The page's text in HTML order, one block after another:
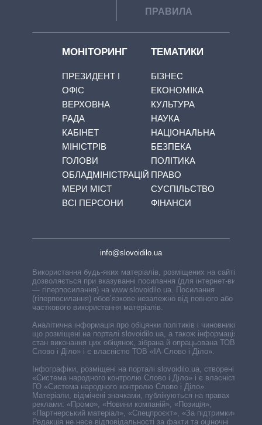
ПРАВИЛА
МОНІТОРИНГ
ПРЕЗИДЕНТ І
ОФІС
ВЕРХОВНА
РАДА
КАБІНЕТ
МІНІСТРІВ
ГОЛОВИ
ОБЛАДМІНІСТРАЦІЙ
МЕРИ МІСТ
ВСІ ПЕРСОНИ
ТЕМАТИКИ
БІЗНЕС
ЕКОНОМІКА
КУЛЬТУРА
НАУКА
НАЦІОНАЛЬНА
БЕЗПЕКА
ПОЛІТИКА
ПРАВО
СУСПІЛЬСТВО
ФІНАНСИ
info@slovoidilo.ua
Використання будь-яких матеріалів, розміщених на сайті,
дозволяється при вказуванні посилання (для інтернет-видань
— гіперпосилання) на www.slovoidilo.ua. Посилання
(гіперпосилання) обов’язкове незалежно від повного або
часткового використання матеріалів.
Аналітична інформація про обіцянки політиків і чиновників,
що розміщені на порталі slovoidilo.ua, а також інформація про
стан виконання цих обіцянок, зібрана й опрацьована ТОВ «ІА
Слово і Діло» і є власністю ТОВ «ІА Слово і Діло».
Інфографіки, розміщені на порталі slovoidilo.ua, створені ГО
«Система народного контролю Слово і Діло» і є власністю
ГО «Система народного контролю Слово і Діло».
Матеріали, відмічені значками, публікуються на правах
реклами: «Промо», «Новини компаній», «Позиція»,
«Партнерський матеріал», «Спецпроєкт», «За підтримки».
Редакція не несе відповідальності за факти та оціночні